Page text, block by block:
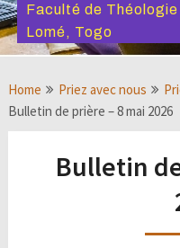
Faculté de
Lomé, Togo
Home Priez avec nous
Bulletin de prière – 8 mai 2026
Bulletin